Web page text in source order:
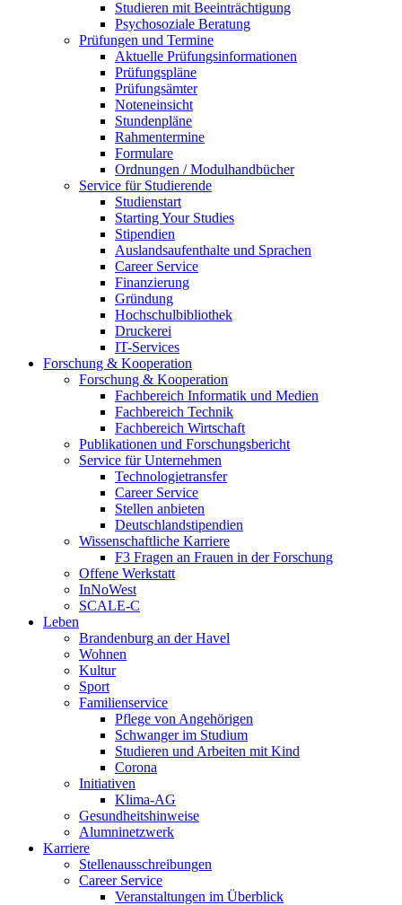
Studieren mit Beeinträchtigung
Psychosoziale Beratung
Prüfungen und Termine
Aktuelle Prüfungsinformationen
Prüfungspläne
Prüfungsämter
Noteneinsicht
Stundenpläne
Rahmentermine
Formulare
Ordnungen / Modulhandbücher
Service für Studierende
Studienstart
Starting Your Studies
Stipendien
Auslandsaufenthalte und Sprachen
Career Service
Finanzierung
Gründung
Hochschulbibliothek
Druckerei
IT-Services
Forschung & Kooperation
Forschung & Kooperation
Fachbereich Informatik und Medien
Fachbereich Technik
Fachbereich Wirtschaft
Publikationen und Forschungsbericht
Service für Unternehmen
Technologietransfer
Career Service
Stellen anbieten
Deutschlandstipendien
Wissenschaftliche Karriere
F3 Fragen an Frauen in der Forschung
Offene Werkstatt
InNoWest
SCALE-C
Leben
Brandenburg an der Havel
Wohnen
Kultur
Sport
Familienservice
Pflege von Angehörigen
Schwanger im Studium
Studieren und Arbeiten mit Kind
Corona
Initiativen
Klima-AG
Gesundheitshinweise
Alumninetzwerk
Karriere
Stellenausschreibungen
Career Service
Veranstaltungen im Überblick